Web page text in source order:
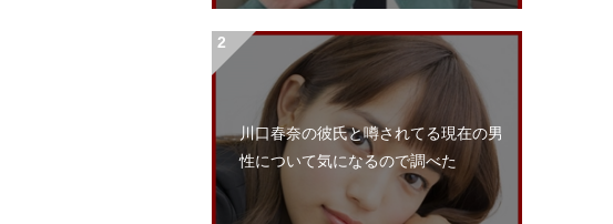
川口春奈の彼氏と噂されてる現在の男
性について気になるので調べた